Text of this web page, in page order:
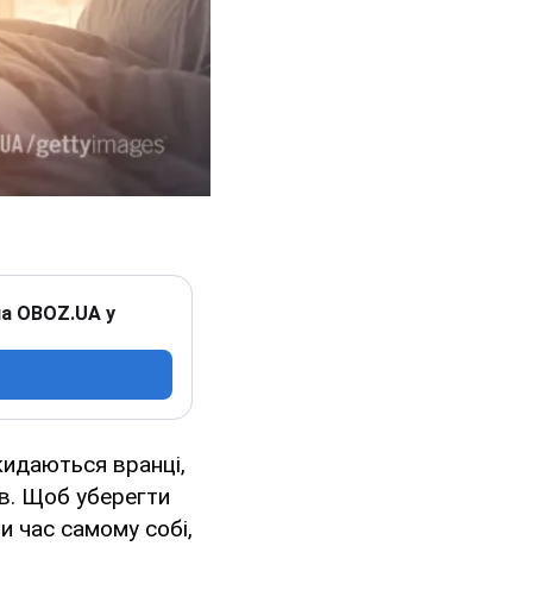
OBOZ.UA у
вранці,
Щоб уберегти
час самому собі,